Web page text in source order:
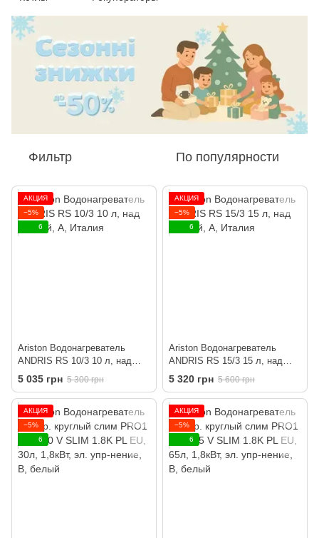
Фильтр По популярности
АКЦИЯ
−5%
6
Ariston Водонагреватель
ANDRIS RS 10/3 10 л, над
мойкой, A, Италия
5 035 грн 5 300 грн
АКЦИЯ
−5%
6
Ariston Водонагреватель
ANDRIS RS 15/3 15 л, над
мойкой, A, Италия
5 320 грн 5 600 грн
АКЦИЯ
−5%
6
АКЦИЯ
−5%
6